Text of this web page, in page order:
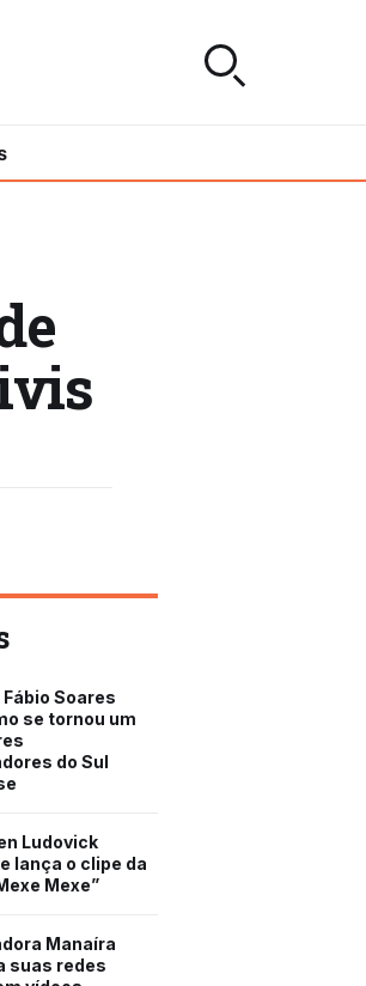
Soares
se tornou um
do Sul
Ludovick
lança o clipe da
Mexe”
Manaíra
suas redes